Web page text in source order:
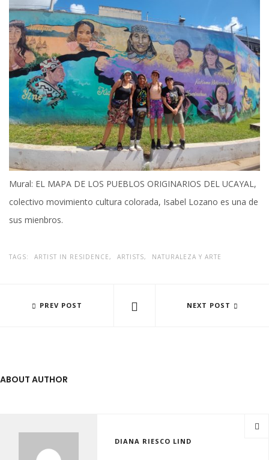
Mural: EL MAPA DE LOS PUEBLOS ORIGINARIOS DEL UCAYAL,
colectivo movimiento cultura colorada, Isabel Lozano es una de
sus mienbros.
TAGS: ARTIST IN RESIDENCE, ARTISTS, NATURALEZA Y ARTE
PREV POST
ARTISTA EVY JOKHOV, RESIDENCIA 2022 - ARTE 2023
NEXT POST
TIERRA PARA HABITAR
ABOUT AUTHOR
DIANA RIESCO LIND